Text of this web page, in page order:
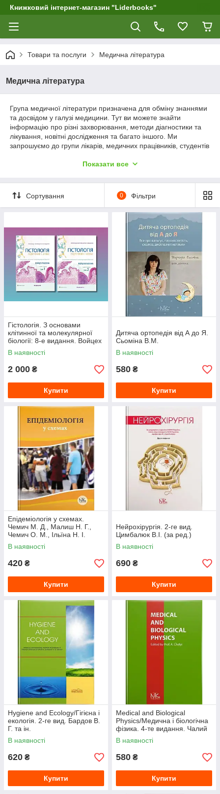
Книжковий інтернет-магазин "Liderbooks"
Товари та послуги Медична література
Медична література
Група медичної літератури призначена для обміну знаннями
та досвідом у галузі медицини. Тут ви можете знайти
інформацію про різні захворювання, методи діагностики та
лікування, новітні дослідження та багато іншого. Ми
запрошуємо до групи лікарів, медичних працівників, студентів
Спілкування групи має бути конструктивним і ґрунтуватися на
достовірної інформації та підвищення медичної грамотності
серед населення.
Показати все
Сортування 0 Фільтри
Гістологія. З основами
клітинної та молекулярної
біології: 8-е видання. Войцех
П., М. Г. Росс (комплект з 2-х
книг)
В наявності
2 000 ₴
Купити
Дитяча ортопедія від А до Я.
Сьоміна В.М.
В наявності
580 ₴
Купити
Епідеміологія у схемах.
Чемич М. Д., Малиш Н. Г.,
Чемич О. М., Ільїна Н. І.
В наявності
420 ₴
Купити
Нейрохірургія. 2-ге вид.
Цимбалюк В.І. (за ред.)
В наявності
690 ₴
Купити
Hygiene and Ecology/Гігієна і
екологія. 2-ге вид. Бардов В.
Г. та ін.
В наявності
620 ₴
Купити
Medical and Biological
Physics/Медична і біологічна
фізика. 4-те видання. Чалий
О.В. (за ред.)
В наявності
580 ₴
Купити